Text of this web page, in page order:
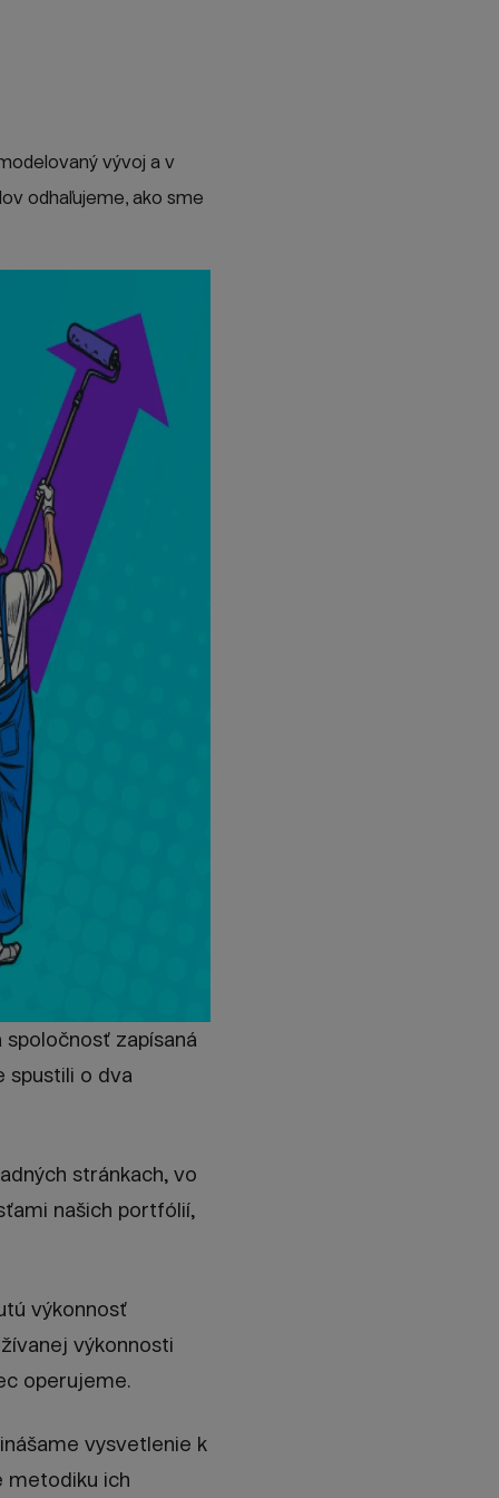
vývoj a v
odhaľujeme, ako sme
spoločnosť zapísaná
spustili o dva
stránkach, vo
našich portfólií,
výkonnosť
výkonnosti
operujeme.
vysvetlenie k
metodiku ich